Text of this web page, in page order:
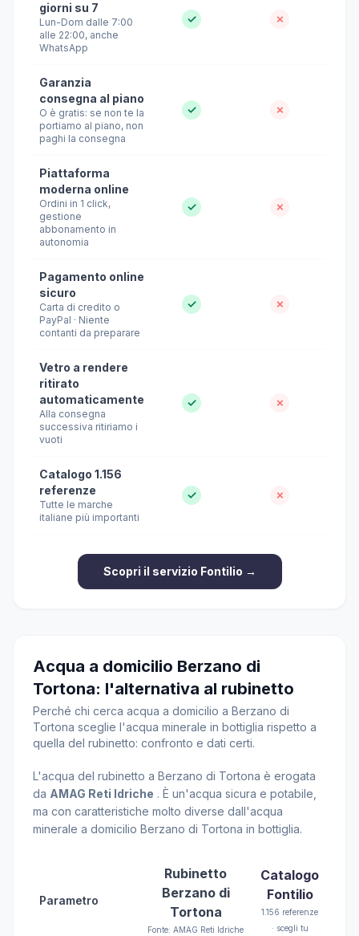
giorni su 7
Lun-Dom dalle 7:00
alle 22:00, anche
WhatsApp
✓ ✗
Garanzia
consegna al piano
O è gratis: se non te la
portiamo al piano, non
paghi la consegna
✓ ✗
Piattaforma
moderna online
Ordini in 1 click,
gestione
abbonamento in
autonomia
✓ ✗
Pagamento online
sicuro
Carta di credito o
PayPal · Niente
contanti da preparare
✓ ✗
Vetro a rendere
ritirato
automaticamente
Alla consegna
successiva ritiriamo i
vuoti
✓ ✗
Catalogo 1.156
referenze
Tutte le marche
italiane più importanti
✓ ✗
Scopri il servizio Fontilio →
Acqua a domicilio Berzano di
Tortona: l'alternativa al rubinetto
Perché chi cerca acqua a domicilio a Berzano di
Tortona sceglie l'acqua minerale in bottiglia rispetto a
quella del rubinetto: confronto e dati certi.
L'acqua del rubinetto a Berzano di Tortona è erogata
da AMAG Reti Idriche . È un'acqua sicura e potabile,
ma con caratteristiche molto diverse dall'acqua
minerale a domicilio Berzano di Tortona in bottiglia.
Parametro
Rubinetto
Berzano di
Tortona
Fonte: AMAG Reti Idriche
Catalogo
Fontilio
1.156 referenze
· scegli tu